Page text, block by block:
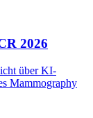
2026
über KI-
Mammography